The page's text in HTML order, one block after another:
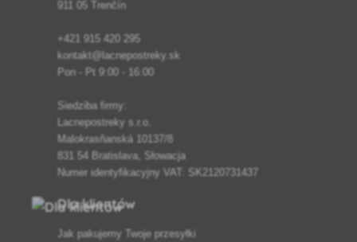
911 05 Trenčín
+421 915 420 295
kontakt@lacnepostreky.sk
Pon - Pt 9:00 - 16:00
Siedziba firmy:
Lacnepostreky s.r.o.
Malokrasňanská 10137/8
831 54 Bratislava, Słowacja
Numer identyfikacyjny VAT: SK2120731437
Dla klientów
Jak pakujemy Twoje przesyłki